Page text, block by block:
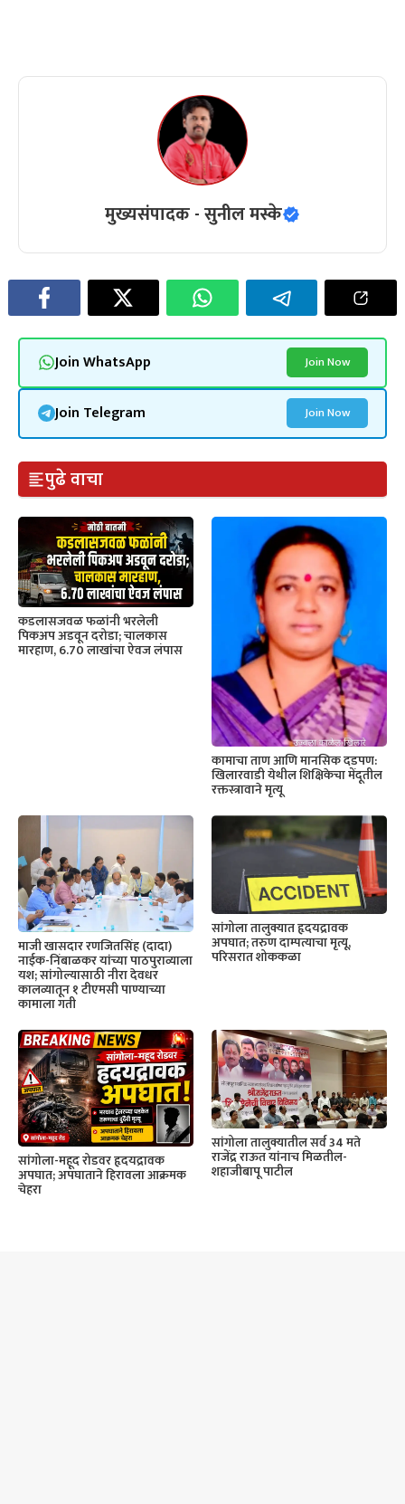
मुख्यसंपादक - सुनील मस्के
Join WhatsApp Join Now
Join Telegram Join Now
पुढे वाचा
कडलासजवळ फळांनी भरलेली
पिकअप अडवून दरोडा; चालकास
मारहाण, 6.70 लाखांचा ऐवज लंपास
कामाचा ताण आणि मानसिक दडपण:
खिलारवाडी येथील शिक्षिकेचा मेंदूतील
रक्तस्त्रावाने मृत्यू
माजी खासदार रणजितसिंह (दादा)
नाईक-निंबाळकर यांच्या पाठपुराव्याला
यश; सांगोल्यासाठी नीरा देवधर
कालव्यातून १ टीएमसी पाण्याच्या
कामाला गती
सांगोला तालुक्यात हृदयद्रावक
अपघात; तरुण दाम्पत्याचा मृत्यू,
परिसरात शोककळा
सांगोला-महूद रोडवर हृदयद्रावक
अपघात; अपघाताने हिरावला आक्रमक
चेहरा
सांगोला तालुक्यातील सर्व 34 मते
राजेंद्र राऊत यांनाच मिळतील-
शहाजीबापू पाटील